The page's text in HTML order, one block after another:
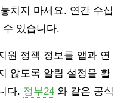
치지 마세요. 연간 수십
있습니다.
원 정책 정보를 앱과 연
않도록 알림 설정을 활
다. 정부24 와 같은 공식